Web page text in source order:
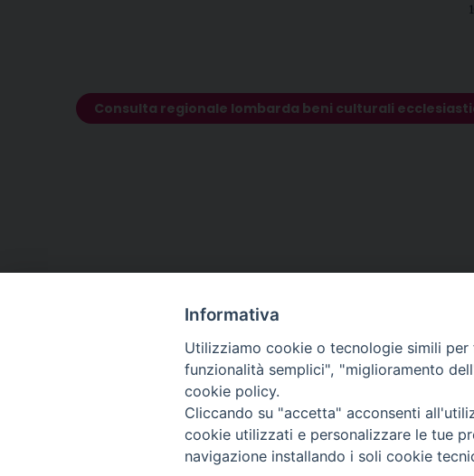
Consulta regionale lombarda beni culturali
Conferenza
Episcopale
Lombarda
(CEL)
Informativa
Utilizziamo cookie o tecnologie simili
funzionalità semplici", "miglioramento
cookie policy.
Cliccando su "accetta" acconsenti
cookie utilizzati e personalizzare le tue
navigazione installando i soli cookie